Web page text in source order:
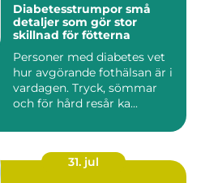
Diabetesstrumpor små
detaljer som gör stor
skillnad för fötterna
Personer med diabetes vet
hur avgörande fothälsan är i
vardagen. Tryck, sömmar
och för hård resår ka...
31. jul